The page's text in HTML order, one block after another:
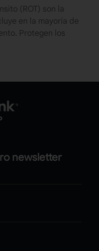
(ROT) son la
en la mayoría de
Protegen los
newsletter